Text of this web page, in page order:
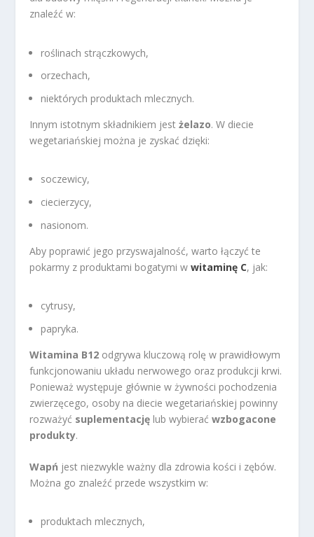
znaleźć w:
roślinach strączkowych,
orzechach,
niektórych produktach mlecznych.
Innym istotnym składnikiem jestżelazo. W diecie
wegetariańskiej można je zyskać dzięki:
soczewicy,
ciecierzycy,
nasionom.
Aby poprawić jego przyswajalność, warto łączyć te
pokarmy z produktami bogatymi wwitaminę C, jak:
cytrusy,
papryka.
Witamina B12 odgrywa kluczową rolę w prawidłowym
funkcjonowaniu układu nerwowego oraz produkcji krwi.
Ponieważ występuje głównie w żywności pochodzenia
zwierzęcego, osoby na diecie wegetariańskiej powinny
rozważyć suplementację lub wybieraćwzbogacone
produkty.
Wapń jest niezwykle ważny dla zdrowia kości i zębów.
Można go znaleźć przede wszystkim w:
produktach mlecznych,